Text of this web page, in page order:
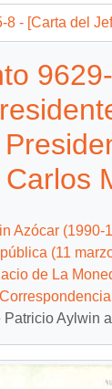
Jefe de Gabinete Presidencial al Intendente
del Jefe de Gabinete Presidencial al Intendente
Azócar (1990-
(11
de La
Patricio Aylwin